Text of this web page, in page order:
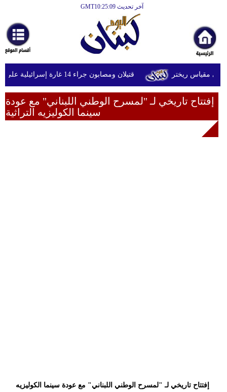
آخر تحديث GMT10:25:09
أخبارعاجلة
رياضة
ثقافة
إقتصاد
فن
إسلامية
قتيلان ومصابون جراء 14 غارة إسرائيلية على شرق وجنوب لبنان
إفتتاح تاريخي لـ "لمسرح الوطني اللبناني" مع عودة
سينما الكوليزيه التراثية
إفتتاح تاريخي لـ "لمسرح الوطني اللبناني" مع عودة سينما الكوليزيه